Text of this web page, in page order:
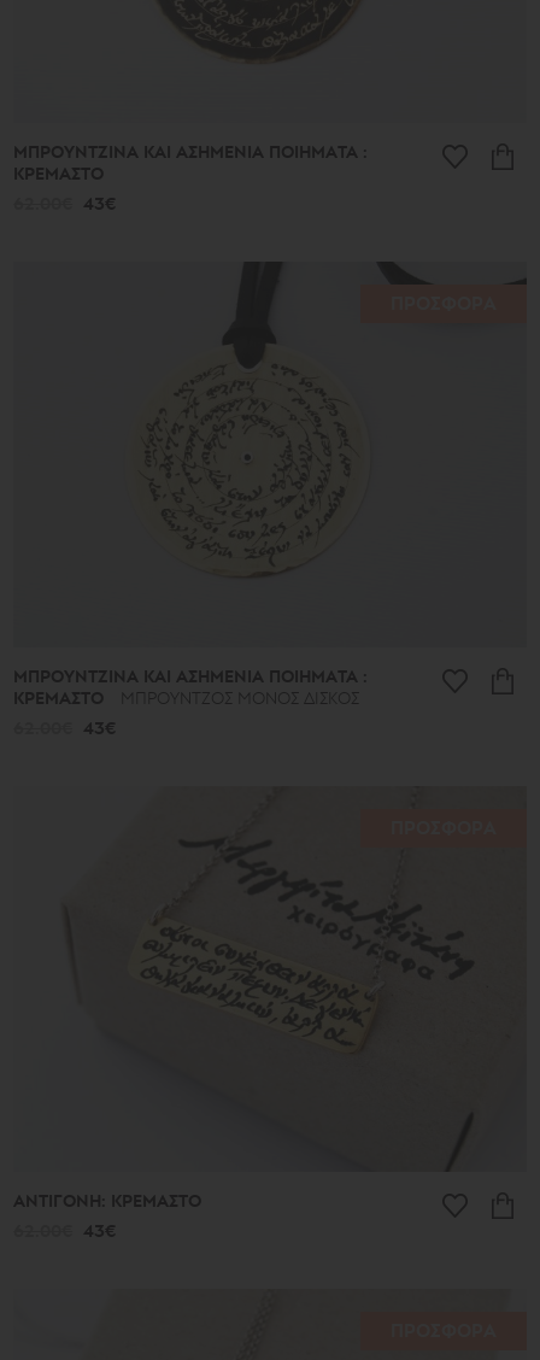
ΜΠΡΟΥΝΤΖΙΝΑ ΚΑΙ ΑΣΗΜΕΝΙΑ ΠΟΙΗΜΑΤΑ :
ΚΡΕΜΑΣΤΟ
43€
ΜΠΡΟΥΝΤΖΙΝΑ ΚΑΙ ΑΣΗΜΕΝΙΑ ΠΟΙΗΜΑΤΑ :
ΚΡΕΜΑΣΤΟ
ΜΠΡΟΥΝΤΖΟΣ ΜΟΝΟΣ ΔΙΣΚΟΣ
43€
ΑΝΤΙΓΟΝΗ: ΚΡΕΜΑΣΤΟ
43€